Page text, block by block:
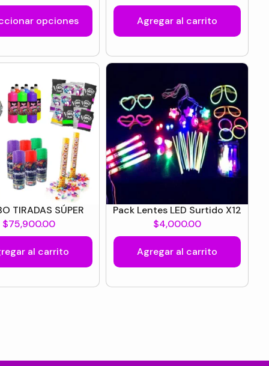
opciones Agregar al carrito
TIRADAS SÚPER
$75,900.00
al carrito
Pack Lentes LED Surtido X12
$4,000.00
Agregar al carrito